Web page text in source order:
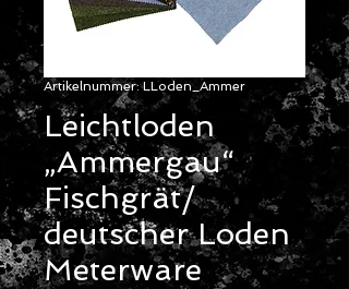
Artikelnummer: LLoden_Ammer
Leichtloden
„Ammergau“
Fischgrät/
deutscher Loden
Meterware